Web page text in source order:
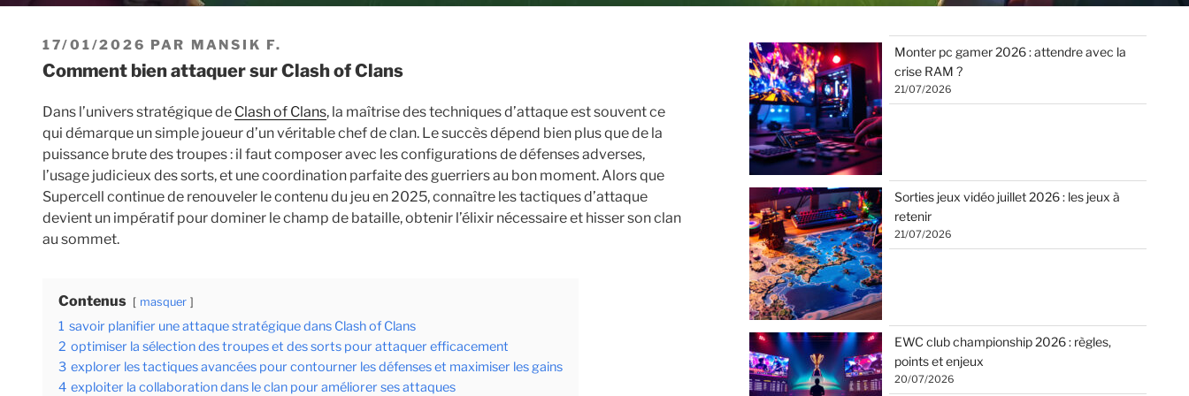
PUBLIÉ
LE
17/01/2026 PAR MANSIK F.
Comment bien attaquer sur Clash of Clans
Dans l’univers stratégique de Clash of Clans, la maîtrise des techniques d’attaque est souvent ce
qui démarque un simple joueur d’un véritable chef de clan. Le succès dépend bien plus que de la
puissance brute des troupes : il faut composer avec les configurations de défenses adverses,
l’usage judicieux des sorts, et une coordination parfaite des guerriers au bon moment. Alors que
Supercell continue de renouveler le contenu du jeu en 2025, connaître les tactiques d’attaque
devient un impératif pour dominer le champ de bataille, obtenir l’élixir nécessaire et hisser son clan
au sommet.
Contenus masquer
1 savoir planifier une attaque stratégique dans Clash of Clans
2 optimiser la sélection des troupes et des sorts pour attaquer efficacement
3 explorer les tactiques avancées pour contourner les défenses et maximiser les gains
4 exploiter la collaboration dans le clan pour améliorer ses attaques
Monter pc gamer 2026 : attendre avec la
crise RAM ?
21/07/2026
Sorties jeux vidéo juillet 2026 : les jeux à
retenir
21/07/2026
EWC club championship 2026 : règles,
points et enjeux
20/07/2026